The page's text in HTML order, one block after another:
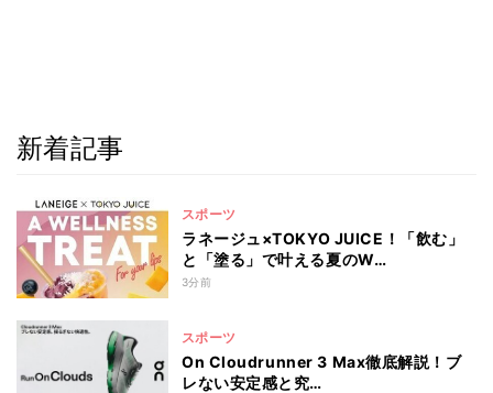
新着記事
スポーツ
ラネージュ×TOKYO JUICE！「飲む」
と「塗る」で叶える夏のW…
3分前
スポーツ
On Cloudrunner 3 Max徹底解説！ブ
レない安定感と究…